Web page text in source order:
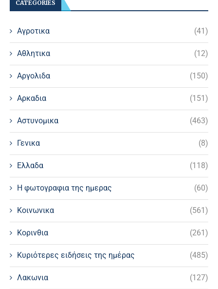
CATEGORIES
Αγροτικα (41)
Αθλητικα (12)
Αργολιδα (150)
Αρκαδια (151)
Αστυνομικα (463)
Γενικα (8)
Ελλαδα (118)
Η φωτογραφια της ημερας (60)
Κοινωνικα (561)
Κορινθια (261)
Κυριότερες ειδήσεις της ημέρας (485)
Λακωνια (127)